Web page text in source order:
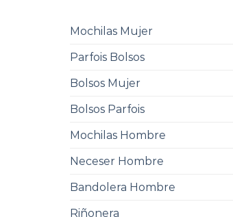
Mochilas Mujer
Parfois Bolsos
Bolsos Mujer
Bolsos Parfois
Mochilas Hombre
Neceser Hombre
Bandolera Hombre
Riñonera